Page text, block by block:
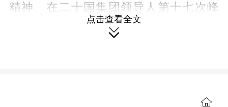
精神、在二十国集团领导人第十七次峰
会上的重要讲话精神，传达学习省管干
点击查看全文
